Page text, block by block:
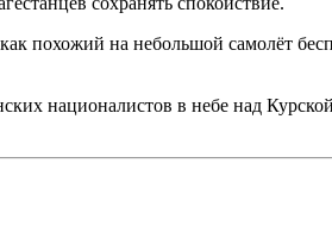
похожий на небольшой самолёт
националистов в небе над